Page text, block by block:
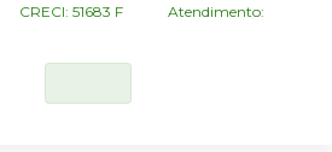
CRECI: 51683 F Atendimento: